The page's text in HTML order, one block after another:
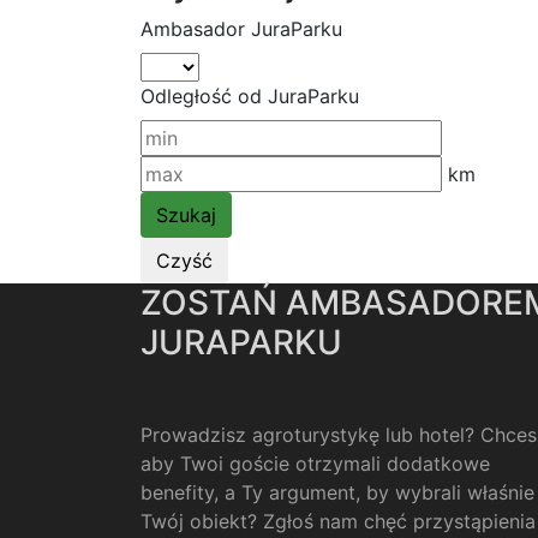
Ambasador JuraParku
Odległość od JuraParku
km
ZOSTAŃ
JURAPARKU
Prowadzisz agroturystykę lub hotel?
aby Twoi goście otrzymali dodatkowe
benefity, a Ty argument, by wybrali właśnie
Twój obiekt? Zgłoś nam chęć przystąpienia